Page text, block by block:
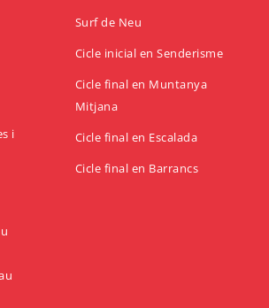
i
Surf de Neu
Cicle inicial en Senderisme
Cicle final en Muntanya
Mitjana
Cicle final en Escalada
Cicle final en Barrancs